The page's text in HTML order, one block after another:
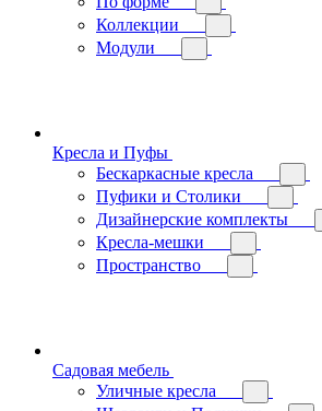
Коллекции
Модули
Кресла и Пуфы
Бескаркасные кресла
Пуфики и Столики
Дизайнерские комплекты
Кресла-мешки
Пространство
Садовая мебель
Уличные кресла